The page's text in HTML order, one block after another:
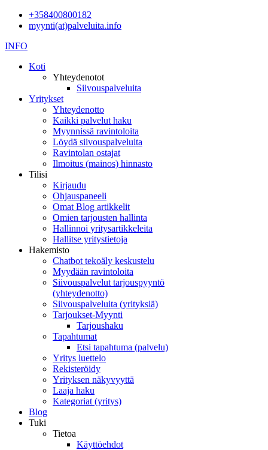
+358400800182
myynti(at)palveluita.info
INFO
Koti
Yhteydenotot
Siivouspalveluita
Yritykset
Yhteydenotto
Kaikki palvelut haku
Myynnissä ravintoloita
Löydä siivouspalveluita
Ravintolan ostajat
Ilmoitus (mainos) hinnasto
Tilisi
Kirjaudu
Ohjauspaneeli
Omat Blog artikkelit
Omien tarjousten hallinta
Hallinnoi yritysartikkeleita
Hallitse yritystietoja
Hakemisto
Chatbot tekoäly keskustelu
Myydään ravintoloita
Siivouspalvelut tarjouspyyntö
(yhteydenotto)
Siivouspalveluita (yrityksiä)
Tarjoukset-Myynti
Tarjoushaku
Tapahtumat
Etsi tapahtuma (palvelu)
Yritys luettelo
Rekisteröidy
Yrityksen näkyvyyttä
Laaja haku
Kategoriat (yritys)
Blog
Tuki
Tietoa
Käyttöehdot